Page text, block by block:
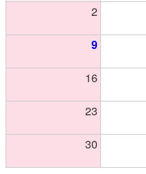
2
9
16
23
30